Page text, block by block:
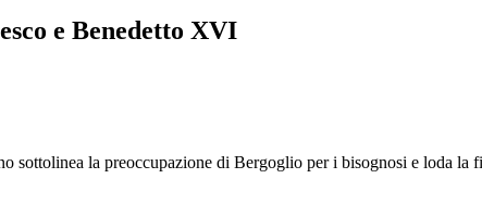
e Benedetto XVI
sottolinea la preoccupazione di Bergoglio per i bisognosi e loda la